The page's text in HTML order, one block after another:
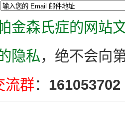
金森氏症的网站
隐私，绝不会向
流群： 161053702